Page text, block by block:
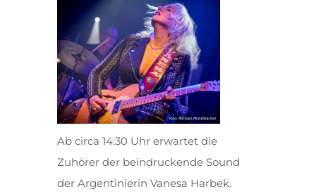
Ab circa 14:30 Uhr erwartet die
Zuhörer der beindruckende Sound
der Argentinierin Vanesa Harbek.